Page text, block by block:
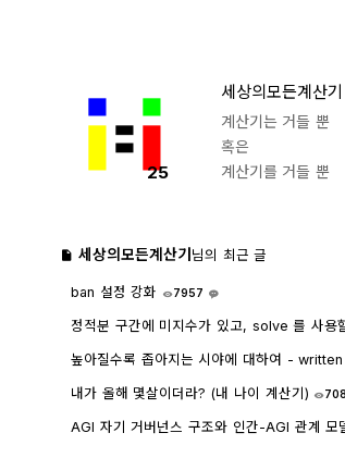
25
세상의모든계산기
계산기는 거들 뿐
혹은
계산기를 거들 뿐
세상의모든계산기 님의 최근 글
ban 설정 강화
7957
정적분 구간에 미지수가 있고, solve 를 사용
높아질수록 좁아지는 시야에 대하여 -
내가 올해 몇살이더라? (내 나이 계산기)
AGI 자기 거버넌스 구조와 인간-AGI 관계